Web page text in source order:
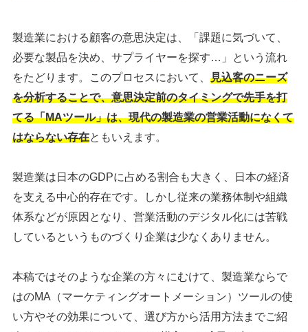
製造業における顧客の意思決定は、「課題に気づいて、
必要な製品を決め、サプライヤーを探す…」という流れ
をたどります。このプロセスにおいて、 見込客のニーズ
を分析することで、意思決定前のタイミングで先手を打
てる「MAツール」は、現代の製造業の営業活動になくて
はならない存在ともいえます。
製造業は日本のGDPに占める割合も大きく、日本の経済
を支える中心的存在です。しかし従来の業務体制や組織
体系などが原因となり、営業活動のデジタル化には苦戦
しているというものづくり企業は少なくありません。
本稿ではそのような企業の方々にむけて、製造業ならで
はのMA（マーケティングオートメーション）ツールの使
い方やその効果について、選び方から活用方法までご紹